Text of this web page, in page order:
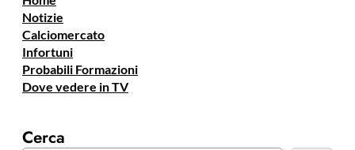
Notizie
Calciomercato
Infortuni
Probabili Formazioni
Dove vedere in TV
Cerca